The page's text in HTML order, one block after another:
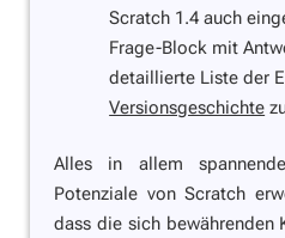
Scratch 1.4 auch
Frage-Block mit
detaillierte Liste der
Versionsgeschichte
Alles in allem
Potenziale von Scratch
dass die sich bewährenden